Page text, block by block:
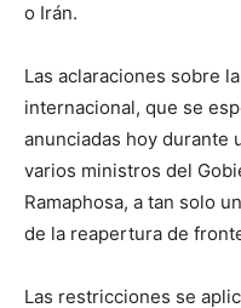
o Irán.
Las aclaraciones sobre
internacional, que se
anunciadas hoy durante
varios ministros del
Ramaphosa, a tan solo
de la reapertura de
Las restricciones se